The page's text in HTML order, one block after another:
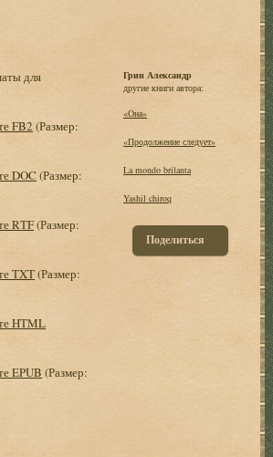
для
FB2 (Размер:
DOC (Размер:
RTF(Размер:
TXT(Размер:
HTML
EPUB (Размер:
Грин Александр
другие книги автора:
«Она»
«Продолжение следует»
La mondo brilanta
Yashil chiroq
Поделиться